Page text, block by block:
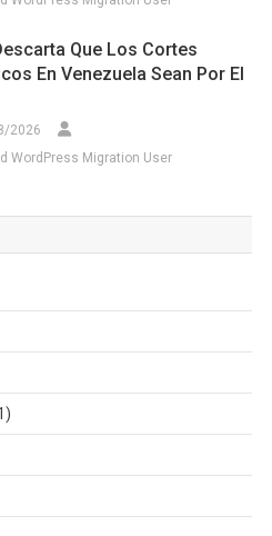
Que Los Cortes
En Venezuela Sean Por El
2026
WordPress Migration User